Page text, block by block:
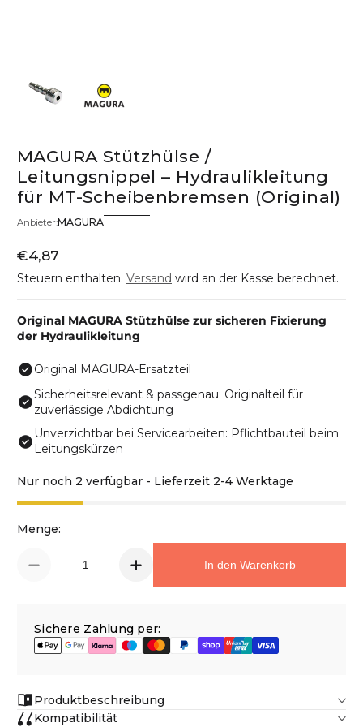
MAGURA Stützhülse /
Leitungsnippel – Hydraulikleitung
für MT-Scheibenbremsen (Original)
Anbieter:MAGURA
Regulärer Preis
€4,87
Steuern enthalten. Versand wird an der Kasse berechnet.
Original MAGURA Stützhülse zur sicheren Fixierung
der Hydraulikleitung
Original MAGURA-Ersatzteil
Sicherheitsrelevant & passgenau: Originalteil für
zuverlässige Abdichtung
Unverzichtbar bei Servicearbeiten: Pflichtbauteil beim
Leitungskürzen
Nur noch 2 verfügbar - Lieferzeit 2-4 Werktage
Menge:
In den Warenkorb
Sichere Zahlung per:
Produktbeschreibung
Kompatibilität